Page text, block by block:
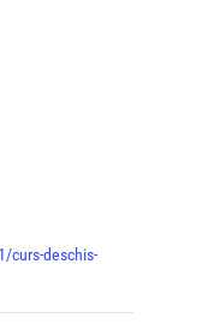
curs-deschis-